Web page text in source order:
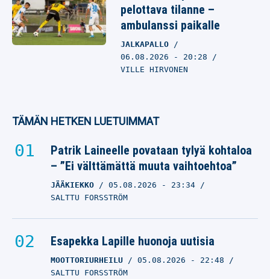
pelottava tilanne –
ambulanssi paikalle
JALKAPALLO
06.08.2026 - 20:28
VILLE HIRVONEN
TÄMÄN HETKEN LUETUIMMAT
Patrik Laineelle povataan tylyä kohtaloa
– ”Ei välttämättä muuta vaihtoehtoa”
JÄÄKIEKKO 05.08.2026 - 23:34
SALTTU FORSSTRÖM
Esapekka Lapille huonoja uutisia
MOOTTORIURHEILU 05.08.2026 - 22:48
SALTTU FORSSTRÖM